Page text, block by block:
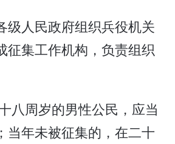
级人民政府组织兵役机关
征集工作机构，负责组织
八周岁的男性公民，应当
当年未被征集的，在二十